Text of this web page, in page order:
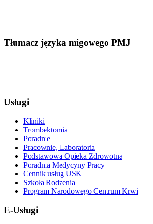
Tłumacz języka migowego PMJ
Usługi
Kliniki
Trombektomia
Poradnie
Pracownie, Laboratoria
Podstawowa Opieka Zdrowotna
Poradnia Medycyny Pracy
Cennik usług USK
Szkoła Rodzenia
Program Narodowego Centrum Krwi
E-Usługi